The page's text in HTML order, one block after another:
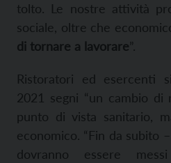
tolto. Le nostre attività
sociale, oltre che
di tornare a lavorare”.
Ristoratori ed esercenti
2021 segni “un cambio di
punto di vista sanitario,
economico. “Fin da subito
dovranno essere